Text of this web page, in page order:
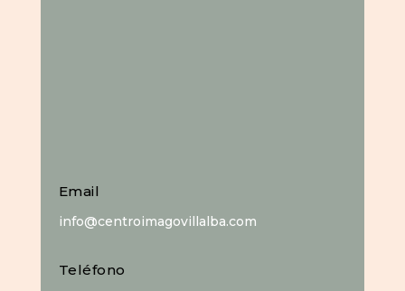
Email
info@centroimagovillalba.com
Teléfono